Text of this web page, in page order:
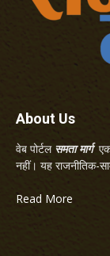
About Us
वेब पोर्टल समता मार्गएक
नहीं। यह राजनीतिक-
Read More